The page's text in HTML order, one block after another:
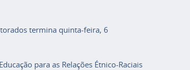
termina quinta-feira, 6
para as Relações Étnico-Raciais